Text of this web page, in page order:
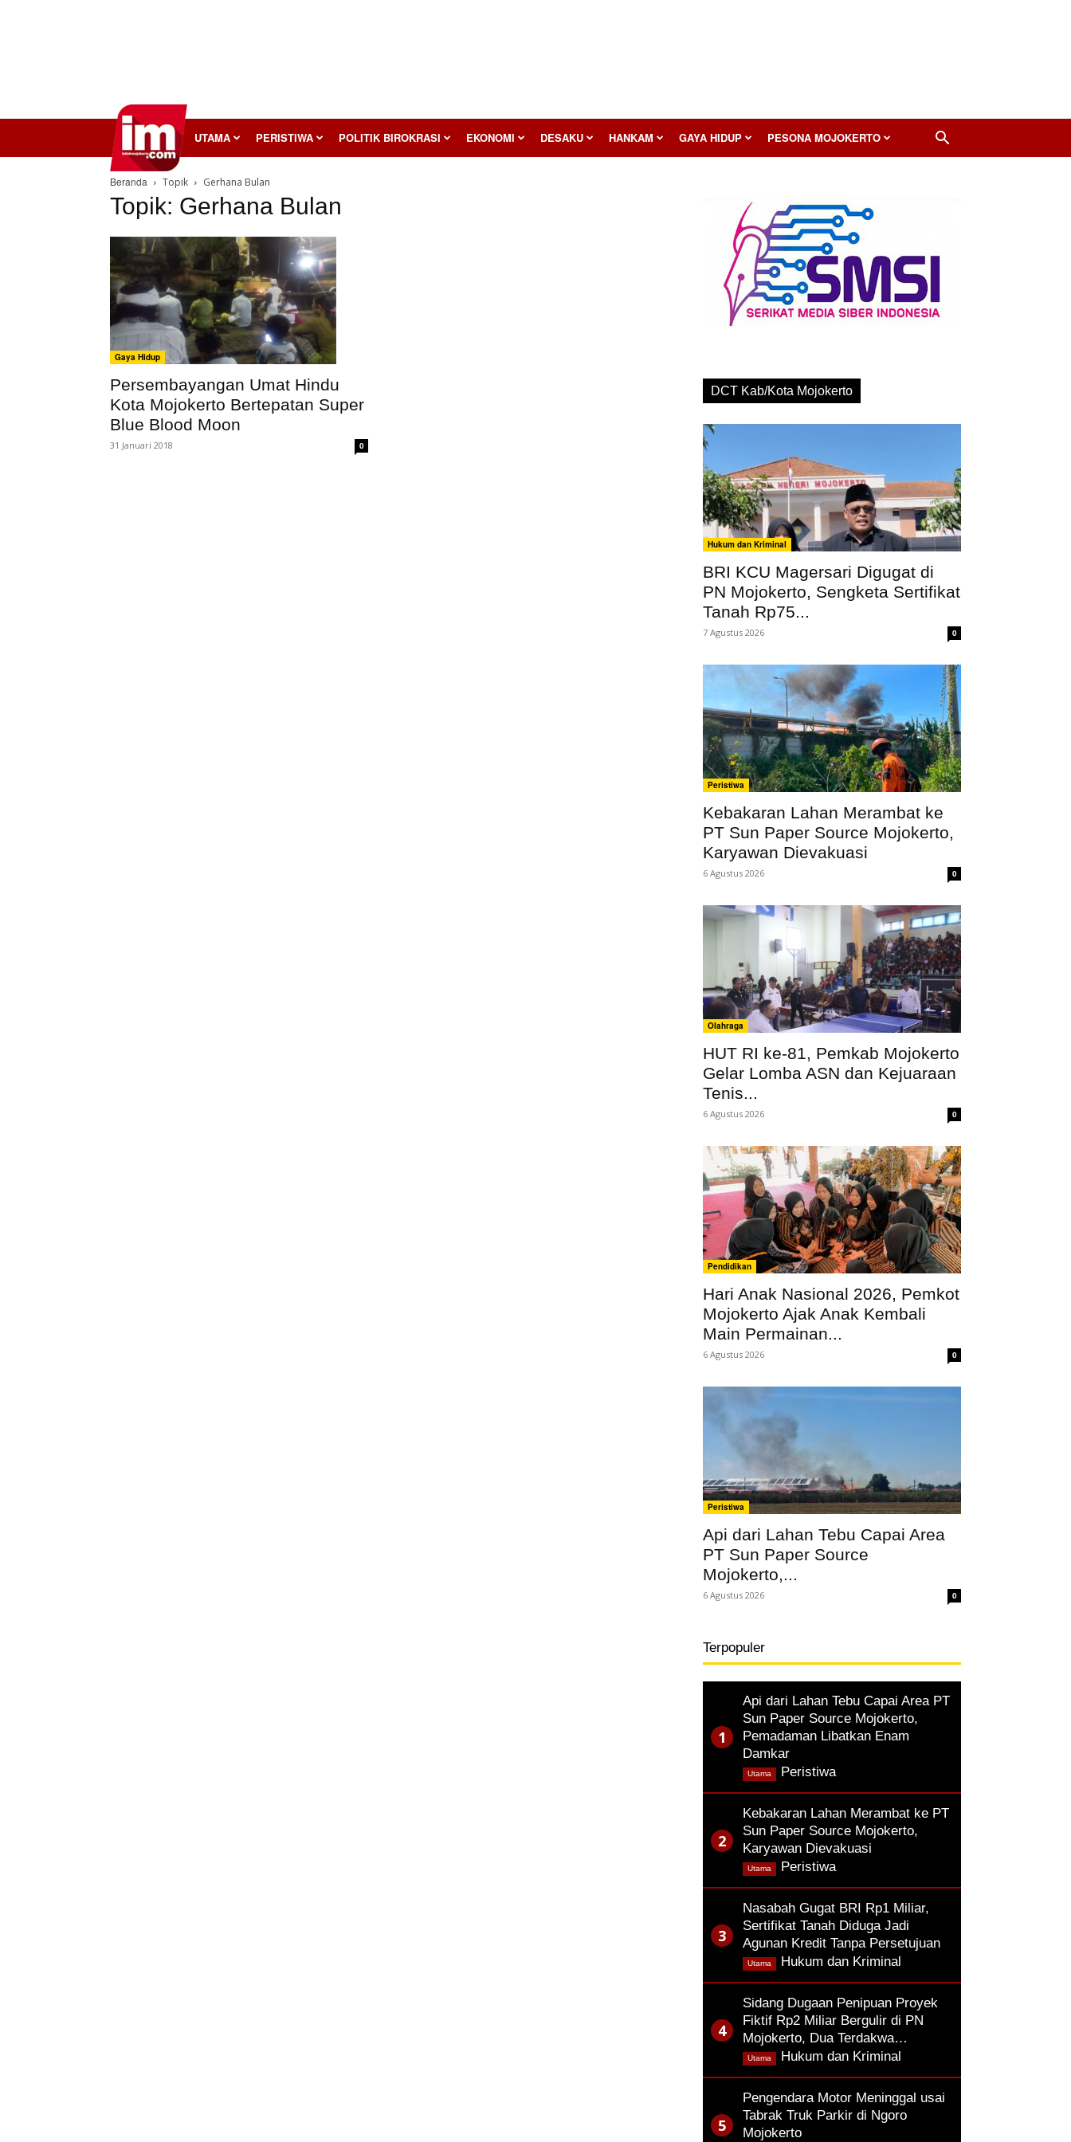
InilahMojokerto UTAMA PERISTIWA POLITIK BIROKRASI EKONOMI DESAKU HANKAM GAYA HIDUP PESONA MOJOKERTO
Beranda Topik Gerhana Bulan
Topik: Gerhana Bulan
Gaya Hidup
Persembayangan Umat Hindu
Kota Mojokerto Bertepatan Super
Blue Blood Moon
31 Januari 2018 0
DCT Kab/Kota Mojokerto
Hukum dan Kriminal
BRI KCU Magersari Digugat di
PN Mojokerto, Sengketa Sertifikat
Tanah Rp75...
7 Agustus 2026 0
Peristiwa
Kebakaran Lahan Merambat ke
PT Sun Paper Source Mojokerto,
Karyawan Dievakuasi
6 Agustus 2026 0
Olahraga
HUT RI ke-81, Pemkab Mojokerto
Gelar Lomba ASN dan Kejuaraan
Tenis...
6 Agustus 2026 0
Pendidikan
Hari Anak Nasional 2026, Pemkot
Mojokerto Ajak Anak Kembali
Main Permainan...
6 Agustus 2026 0
Peristiwa
Api dari Lahan Tebu Capai Area
PT Sun Paper Source
Mojokerto,...
6 Agustus 2026 0
Terpopuler
Api dari Lahan Tebu Capai Area PT
Sun Paper Source Mojokerto,
Pemadaman Libatkan Enam
Damkar
Peristiwa,
Utama
Kebakaran Lahan Merambat ke PT
Sun Paper Source Mojokerto,
Karyawan Dievakuasi
Peristiwa,
Utama
Nasabah Gugat BRI Rp1 Miliar,
Sertifikat Tanah Diduga Jadi
Agunan Kredit Tanpa Persetujuan
Hukum dan Kriminal
Utama
Sidang Dugaan Penipuan Proyek
Fiktif Rp2 Miliar Bergulir di PN
Mojokerto, Dua Terdakwa…
Hukum dan Kriminal
Utama
Pengendara Motor Meninggal usai
Tabrak Truk Parkir di Ngoro
Mojokerto